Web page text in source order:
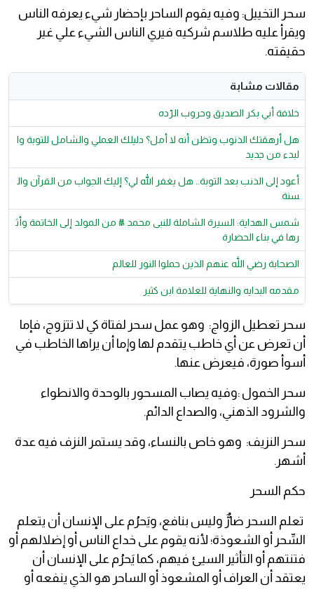
سحر التخييل: وفيه يقوم الساحر بإحضار شيء يعرفه الناس
ويقرأ عليه طلاسم شركيه فيري الناس الشيء علي غير
حقيقته.
مقالات مشابة
خلافة أبي بكر الصديق وحروب الرّده
هل أرهقتك الذنوب وتظن أنه لا أمل؟ دليلك العملي والشامل للتوبة وا
لبدء من جديد
أعود إلى الذنب بعد التوبة.. هل يغفر الله لي؟ إليك الجواب من القرآن وال
سنة
شمس الهداية: السيرة الشاملة للنبى محمد ﷺ من المولد إلى الخاتمة وأث
رها في بناء الحضارة
الصحابة رضي اللَّه عنهم الذين حملوا النور للعالم
مقدمه البدايه والنهاية للعلامة ابن كثير
سحر تعطيل الزواج: وهو عمل سحر لفتاة كي لا تتزوج، فإما
أن تعرض عن أي خاطب يتقدم لها وإما أن يراها الخاطب في
أسوأ صورة، فيعرض عنها.
سحر الخمول :وفيه يصاب المسحور بالوحدة والانطواء
والشرود الذهني، والصداع الدائم.
سحر النزيف: وهو خاص بالنساء، وقد يستمر النزف فيه عدة
أشهر.
حكم السحر
تعلم السحر ضارٌّ وليس بنافع، ويَحرُم على الإنسان أن يتعلم
السِّحر أو الشعوذة؛ لأنه يقوم على خداع الناس أو إضلالهم أو
فتنتهم أو التأثير السيئ فيهم، كما يَحرُم على الإنسان أن
يعتقد أن العراف أو المشعوذ أو الساحر هو الذي ينفعه أو